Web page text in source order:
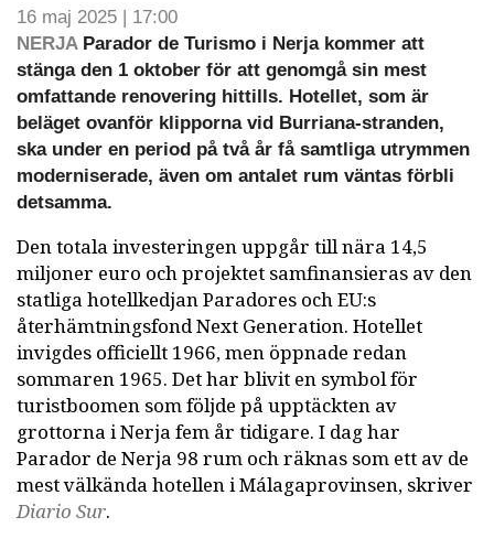
16 maj 2025 | 17:00
NERJAParador de Turismo i Nerja kommer att
stänga den 1 oktober för att genomgå sin mest
omfattande renovering hittills. Hotellet, som är
beläget ovanför klipporna vid Burriana-stranden,
ska under en period på två år få samtliga utrymmen
moderniserade, även om antalet rum väntas förbli
detsamma.
Den totala investeringen uppgår till nära 14,5
miljoner euro och projektet samfinansieras av den
statliga hotellkedjan Paradores och EU:s
återhämtningsfond Next Generation. Hotellet
invigdes officiellt 1966, men öppnade redan
sommaren 1965. Det har blivit en symbol för
turistboomen som följde på upptäckten av
grottorna i Nerja fem år tidigare. I dag har
Parador de Nerja 98 rum och räknas som ett av de
mest välkända hotellen i Málagaprovinsen, skriver
Diario Sur.